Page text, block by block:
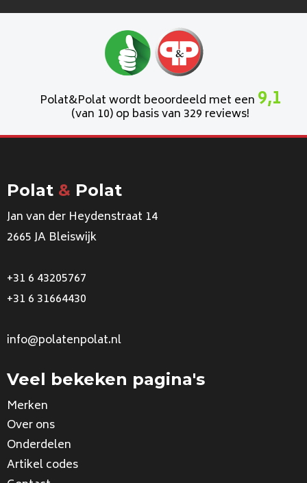
Polat&Polat wordt beoordeeld met een 9,1
(van 10) op basis van 329 reviews!
Polat & Polat
Jan van der Heydenstraat 14
2665 JA Bleiswijk
+31 6 43205767
+31 6 31664430
info@polatenpolat.nl
Veel bekeken pagina's
Merken
Over ons
Onderdelen
Artikel codes